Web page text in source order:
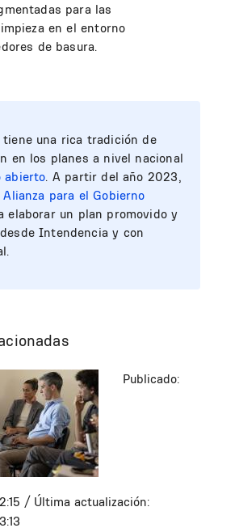
para las
en el entorno
de basura.
tiene una rica tradición de
en los planes a nivel nacional
abierto. A partir del año 2023,
Alianza para el Gobierno
elaborar un plan promovido y
Intendencia y con
Publicado:
/ Última actualización: